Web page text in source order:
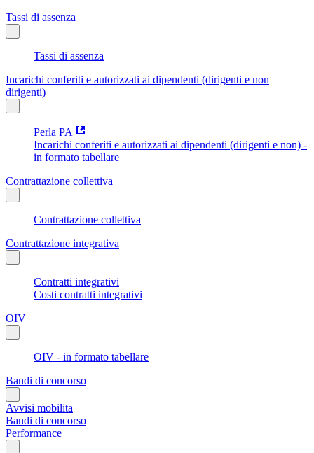
Tassi di assenza
Tassi di assenza
Incarichi conferiti e autorizzati ai dipendenti (dirigenti e non
dirigenti)
Perla PA
Incarichi conferiti e autorizzati ai dipendenti (dirigenti e non) -
in formato tabellare
Contrattazione collettiva
Contrattazione collettiva
Contrattazione integrativa
Contratti integrativi
Costi contratti integrativi
OIV
OIV - in formato tabellare
Bandi di concorso
Avvisi mobilita
Bandi di concorso
Performance